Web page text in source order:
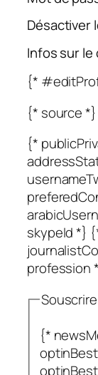
Désactiver
Infos sur le
{*
{* source *}
{*
skypeId *}
profession
{*